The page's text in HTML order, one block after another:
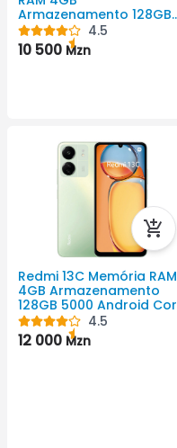
Armazenamento 128GB
5160 Android Cor Preto
720 X 1640 Pixel
4.5
10 500 Mzn
Redmi 13C Memória RAM
4GB Armazenamento
128GB 5000 Android Cor
Preto 720 X 1600 Pixel
4.5
12 000 Mzn